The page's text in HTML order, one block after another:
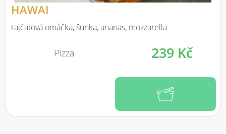
HAWAI
rajčatová omáčka, šunka, ananas, mozzarella
Pizza 239 Kč